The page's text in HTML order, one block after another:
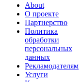
About
О проекте
Партнерство
Политика
обработки
персональных
данных
Рекламодателям
Услуги